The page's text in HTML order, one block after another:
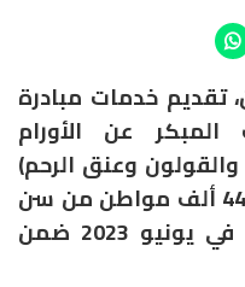
تقديم خدمات مبادرة
عن الأورام
والقولون وعنق الرحم)
مجانًا لأكثر من 19 مليونًا و442 ألف مواطن من سن
18 عامًا فأكثر منذ إطلاقها في يونيو 2023 ضمن